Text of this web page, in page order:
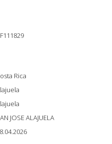
Rica
JOSE ALAJUELA